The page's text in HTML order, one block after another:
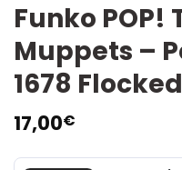
Funko POP!
Muppets –
1678 Flocked
17,00€